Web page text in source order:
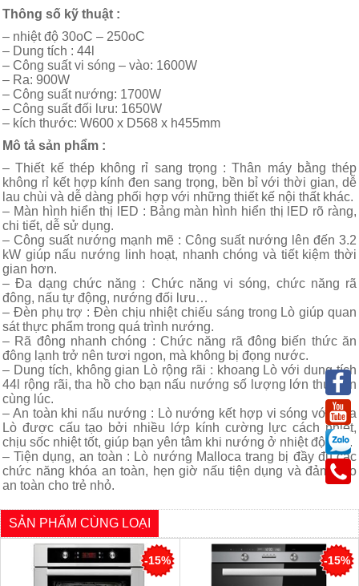
Thông số kỹ thuật :
– nhiệt độ 30oC – 250oC
– Dung tích : 44l
– Công suất vi sóng – vào: 1600W
– Ra: 900W
– Công suất nướng: 1700W
– Công suất đối lưu: 1650W
– kích thước: W600 x D568 x h455mm
Mô tả sản phẩm :
– Thiết kế thép không rỉ sang trọng : Thân máy bằng thép
không rỉ kết hợp kính đen sang trọng, bền bỉ với thời gian, dễ
lau chùi và dễ dàng phối hợp với những thiết kế nội thất khác.
– Màn hình hiển thị lED : Bảng màn hình hiển thị lED rõ ràng,
chi tiết, dễ sử dụng.
– Công suất nướng mạnh mẽ : Công suất nướng lên đến 3.2
kW giúp nấu nướng linh hoạt, nhanh chóng và tiết kiệm thời
gian hơn.
– Đa dạng chức năng : Chức năng vi sóng, chức năng rã
đông, nấu tự động, nướng đối lưu…
– Đèn phụ trợ : Đèn chịu nhiệt chiếu sáng trong Lò giúp quan
sát thực phẩm trong quá trình nướng.
– Rã đông nhanh chóng : Chức năng rã đông biến thức ăn
đông lạnh trở nên tươi ngon, mà không bị đọng nước.
– Dung tích, không gian Lò rộng rãi : khoang Lò với dung tích
44l rộng rãi, tha hồ cho bạn nấu nướng số lượng lớn thức ăn
cùng lúc.
– An toàn khi nấu nướng : Lò nướng kết hợp vi sóng với cửa
Lò được cấu tạo bởi nhiều lớp kính cường lực cách nhiệt,
chịu sốc nhiệt tốt, giúp bạn yên tâm khi nướng ở nhiệt độ cao.
– Tiện dụng, an toàn : Lò nướng Malloca trang bị đầy đủ các
chức năng khóa an toàn, hẹn giờ nấu tiện dụng và đảm bảo
an toàn cho trẻ nhỏ.
SẢN PHẨM CÙNG LOẠI
-15% -15%